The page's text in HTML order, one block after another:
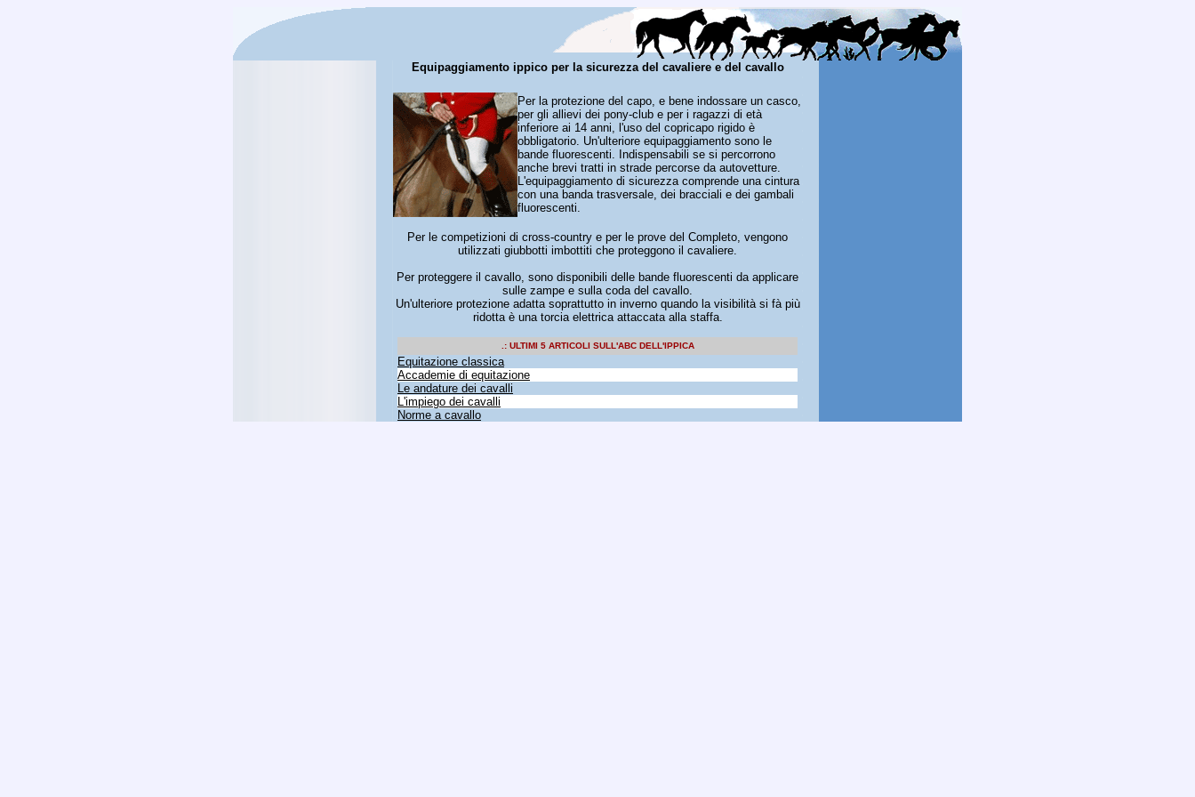
Equipaggiamento ippico per la sicurezza del cavaliere e del cavallo
Per la protezione del capo, e bene indossare un casco,
per gli allievi dei pony-club e per i ragazzi di età
inferiore ai 14 anni, l'uso del copricapo rigido è
obbligatorio. Un'ulteriore equipaggiamento sono le
bande fluorescenti. Indispensabili se si percorrono
anche brevi tratti in strade percorse da autovetture.
L'equipaggiamento di sicurezza comprende una cintura
con una banda trasversale, dei bracciali e dei gambali
fluorescenti.
Per le competizioni di cross-country e per le prove del Completo, vengono
utilizzati giubbotti imbottiti che proteggono il cavaliere.
Per proteggere il cavallo, sono disponibili delle bande fluorescenti da applicare
sulle zampe e sulla coda del cavallo.
Un'ulteriore protezione adatta soprattutto in inverno quando la visibilità si fà più
ridotta è una torcia elettrica attaccata alla staffa.
.: ULTIMI 5 ARTICOLI SULL'ABC DELL'IPPICA
Equitazione classica
Accademie di equitazione
Le andature dei cavalli
L'impiego dei cavalli
Norme a cavallo